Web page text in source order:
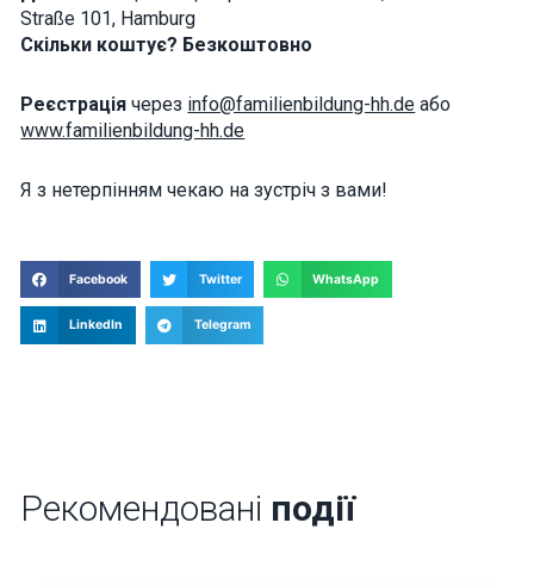
Straße 101, Hamburg
Скільки коштує? Безкоштовно
Реєстраціячерез info@familienbildung-hh.de або
www.familienbildung-hh.de
Я з нетерпінням чекаю на зустріч з вами!
Facebook Twitter WhatsApp
LinkedIn Telegram
Рекомендовані події